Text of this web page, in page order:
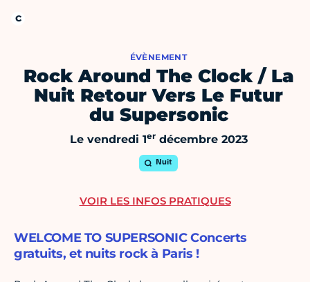
ÉVÈNEMENT
Rock Around The Clock / La
Nuit Retour Vers Le Futur
du Supersonic
Le vendredi 1erdécembre 2023
Nuit
WELCOME TO SUPERSONIC Concerts
gratuits, et nuits rock à Paris !
VOIR LES INFOS PRATIQUES